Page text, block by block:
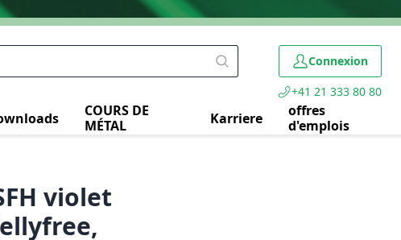
Connexion
+41 21 333 80 80
COURS DE
MÉTAL
Karriere
offres
d'emplois
violet